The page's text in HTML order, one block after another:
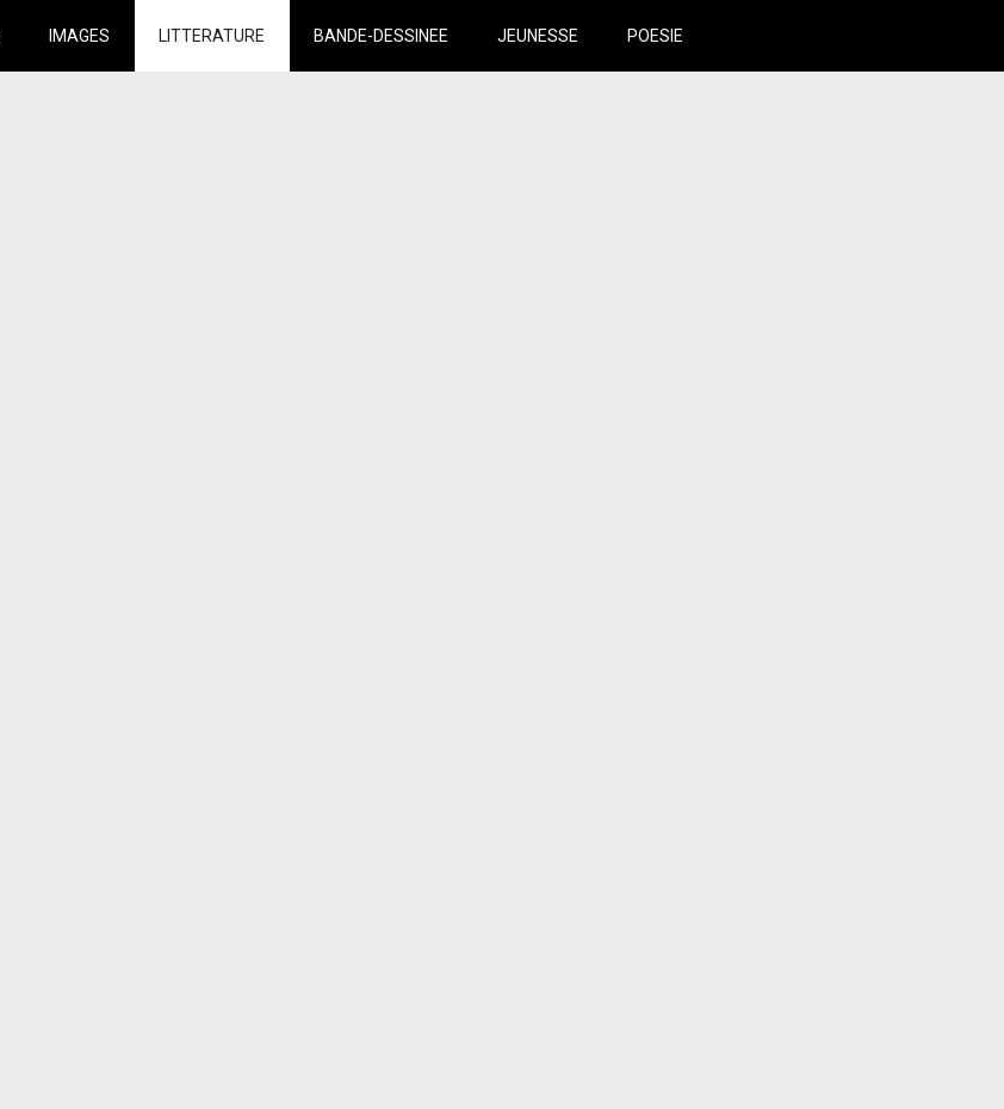
IMAGES LITTERATURE BANDE-DESSINEE JEUNESSE POESIE